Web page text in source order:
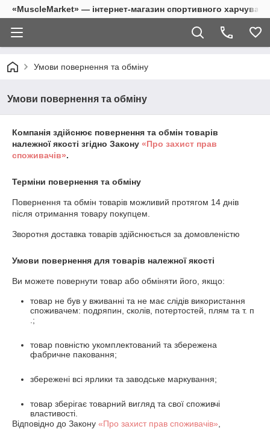
«MuscleMarket» — інтернет-магазин спортивного
Умови повернення та обміну
Умови повернення та обміну
Компанія здійснює повернення та обмін товарів
належної якості згідно Закону «Про захист прав
споживачів».
Терміни повернення та обміну
Повернення та обмін товарів можливий протягом 14 днів
після отримання товару покупцем.
Зворотня доставка товарів здійснюється за домовленістю
Умови повернення для товарів належної якості
Ви можете повернути товар або обміняти його, якщо:
товар не був у вживанні та не має слідів використання
споживачем: подряпин, сколів, потертостей, плям та т. п
.;
товар повністю укомплектований та збережена
фабричне паковання;
збережені всі ярлики та заводське маркування;
товар зберігає товарний вигляд та свої споживчі
властивості.
Відповідно до Закону «Про захист прав споживачів»